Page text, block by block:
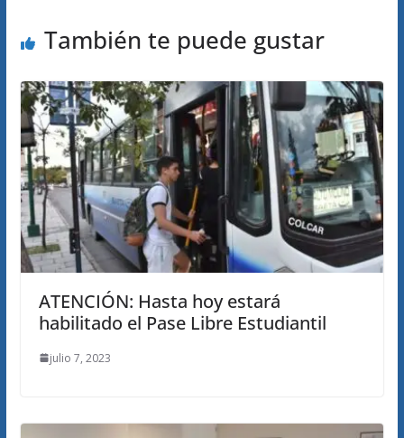
También te puede gustar
ATENCIÓN: Hasta hoy estará
habilitado el Pase Libre Estudiantil
julio 7, 2023